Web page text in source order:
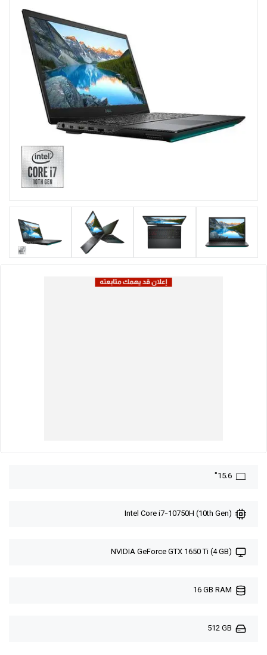
15.6"
Intel Core i7-10750H (10th Gen)
NVIDIA GeForce GTX 1650 Ti (4 GB)
16 GB RAM
512 GB